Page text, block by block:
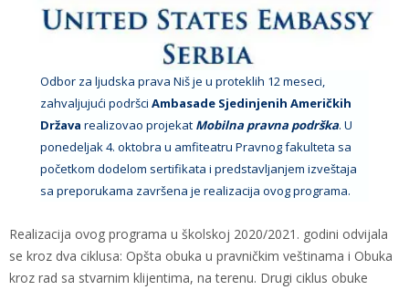
Odbor za ljudska prava Niš je u proteklih 12 meseci,
zahvaljujući podršciAmbasade Sjedinjenih Američkih
Država realizovao projekat Mobilna pravna podrška. U
ponedeljak 4. oktobra u amfiteatru Pravnog fakulteta sa
početkom dodelom sertifikata i predstavljanjem izveštaja
sa preporukama završena je realizacija ovog programa.
Realizacija ovog programa u školskoj 2020/2021. godini odvijala
se kroz dva ciklusa: Opšta obuka u pravničkim veštinama i Obuka
kroz rad sa stvarnim klijentima, na terenu. Drugi ciklus obuke